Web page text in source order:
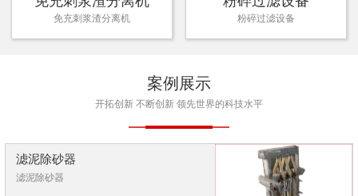
免充刺浆渣分离机 粉碎过滤设备
案例展示
开拓创新 不断创新 领先世界的科技水平
滤泥除砂器
滤泥除砂器